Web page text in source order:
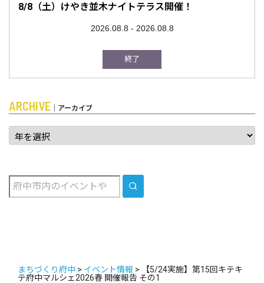
8/8（土）けやき並木ナイトテラス開催！
2026.08.8 - 2026.08.8
終了
ARCHIVE ｜アーカイブ
ア
イ
ブ
SEARCH
まちづくり府中 > イベント情報 >
【5/24実施】第15回キテキ
テ府中マルシェ2026春 開催報告 その1